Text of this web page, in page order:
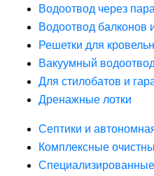
Водоотвод через
Водоотвод балконов
Решетки для
Вакуумный водоотвод
Для стилобатов и
Дренажные лотки
Септики и
Комплексные